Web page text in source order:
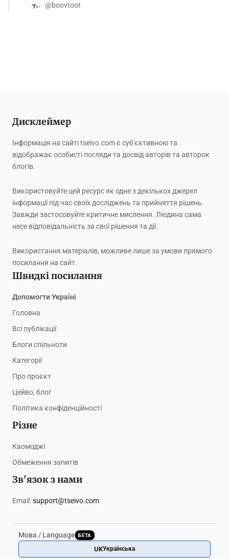
@boovtoot
Дисклеймер
Інформація на сайті tseivo.com є суб'єктивною та
відображає особисті погляди та досвід авторів та авторок
блогів.
Використовуйте цей ресурс як одне з декількох джерел
інформації під час своїх досліджень та прийняття рішень.
Завжди застосовуйте критичне мислення. Людина сама
несе відповідальність за свої рішення та дії.
Використання матеріалів, можливе лише за умови прямого
посилання на сайт.
Швидкі посилання
Допомогти Україні
Головна
Всі публікації
Блоги спільноти
Категорії
Про проєкт
Цейво, блог
Політика конфіденційності
Різне
Каомоджі
Обмеження запитів
Зв'язок з нами
Email:support@tseivo.com
Мова / Language БЕТА
UKУкраїнська